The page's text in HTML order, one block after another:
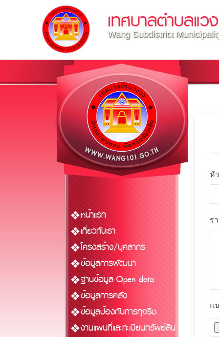
เทศบาลตำบลแวง
Wang Subdistrict
หน้าแรก
เกี่ยวกับเรา
โครงสร้าง/บุคลากร
ข้อมูลการพัฒนา
ฐานข้อมูล Open data
ข้อมูลการคลัง
ข้อมูลป้องกันการทุจริต
งานแผนที่และทะเบียนทรัพย์สิน
หั
ร
แ